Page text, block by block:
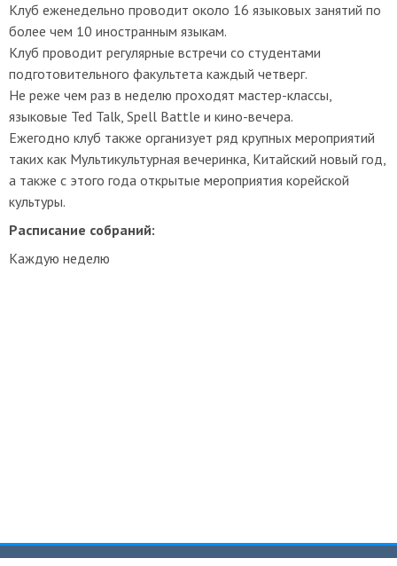
<<
Клуб еженедельно проводит около 16 языковых занятий по
более чем 10 иностранным языкам.
Клуб проводит регулярные встречи со студентами
подготовительного факультета каждый четверг.
Не реже чем раз в неделю проходят мастер-классы,
языковые Ted Talk, Spell Battle и кино-вечера.
Ежегодно клуб также организует ряд крупных мероприятий
таких как Мультикультурная вечеринка, Китайский новый год,
а также с этого года открытые мероприятия корейской
культуры.
Расписание собраний:
Каждую неделю